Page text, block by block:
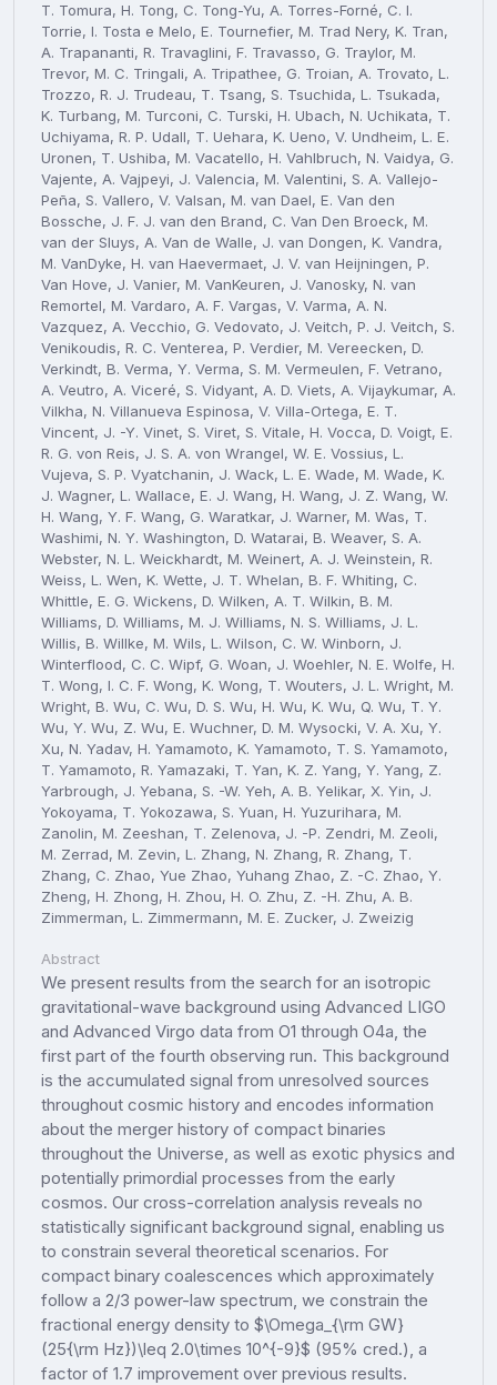
Abstract
We present results from the search for an isotropic
gravitational-wave background using Advanced LIGO
and Advanced Virgo data from O1 through O4a, the
first part of the fourth observing run. This background
is the accumulated signal from unresolved sources
throughout cosmic history and encodes information
about the merger history of compact binaries
throughout the Universe, as well as exotic physics and
potentially primordial processes from the early
cosmos. Our cross-correlation analysis reveals no
statistically significant background signal, enabling us
to constrain several theoretical scenarios. For
compact binary coalescences which approximately
follow a 2/3 power-law spectrum, we constrain the
fractional energy density to $\Omega_{\rm GW}
(25{\rm Hz})\leq 2.0\times 10^{-9}$ (95% cred.), a
factor of 1.7 improvement over previous results.